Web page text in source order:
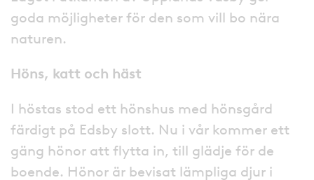
goda möjligheter för den som vill bo nära
naturen.
Höns, katt och häst
I höstas stod ett hönshus med hönsgård
färdigt på Edsby slott. Nu i vår kommer ett
gäng hönor att flytta in, till glädje för de
boende. Hönor är bevisat lämpliga djur i